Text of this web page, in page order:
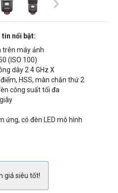
tin nổi bật:
trên máy ảnh
(ISO 100)
dây 2.4 GHz X
HSS, màn chắn thứ 2
công suất tối đa
ứng, có đèn LED mô hình
giá siêu tốt!